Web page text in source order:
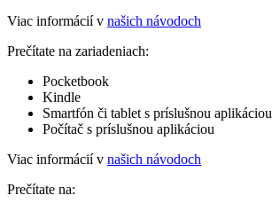
Viac informácií v našich návodoch
Prečítate na zariadeniach:
Pocketbook
Kindle
Smartfón či tablet s príslušnou aplikáciou
Počítač s príslušnou aplikáciou
Viac informácií v našich návodoch
Prečítate na: